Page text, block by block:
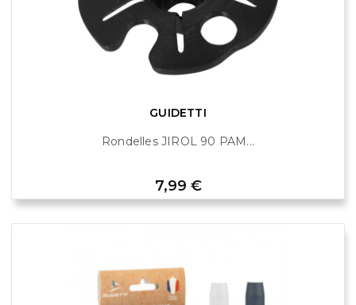
GUIDETTI
Rondelles JIROL 90 PAM...
Prix
7,99 €